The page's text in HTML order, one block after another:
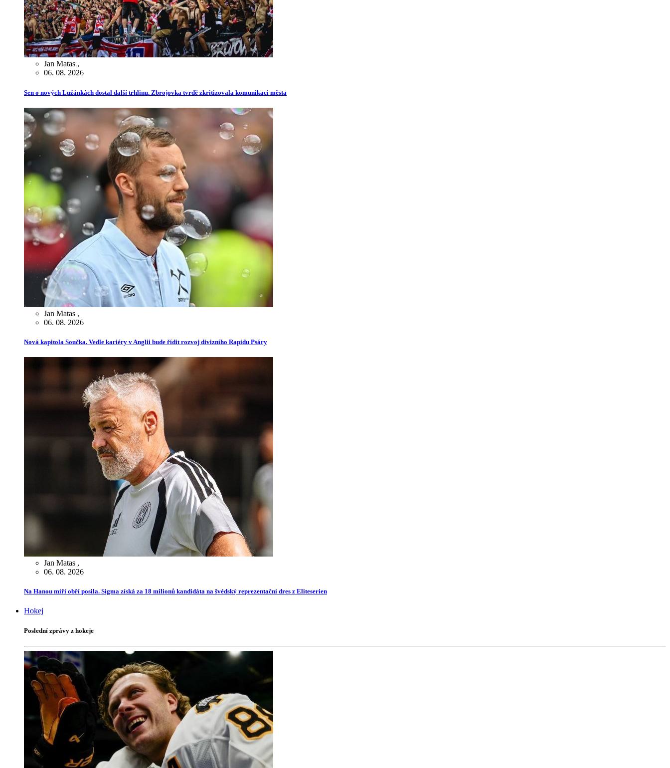
Jan Matas ,
06. 08. 2026
Sen o nových Lužánkách dostal další trhlinu. Zbrojovka tvrdě zkritizovala komunikaci města
Jan Matas ,
06. 08. 2026
Nová kapitola Součka. Vedle kariéry v Anglii bude řídit rozvoj divizního Rapidu Psáry
Jan Matas ,
06. 08. 2026
Na Hanou míří obří posila. Sigma získá za 18 milionů kandidáta na švédský reprezentační dres z Eliteserien
Hokej
Poslední zprávy z hokeje